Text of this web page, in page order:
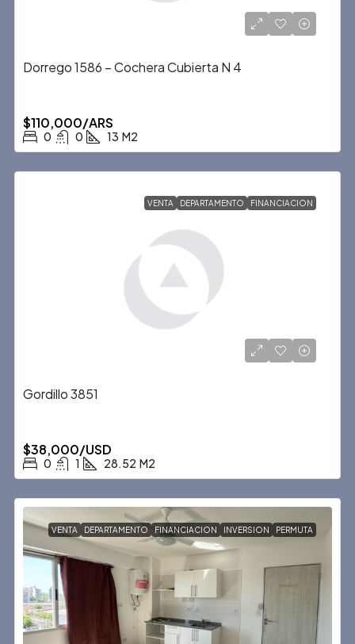
Dorrego 1586 – Cochera Cubierta N 4
$110,000/ARS
0 0 13 M2
VENTA DEPARTAMENTO FINANCIACION
Gordillo 3851
$38,000/USD
0 1 28.52 M2
VENTA DEPARTAMENTO FINANCIACION INVERSION PERMUTA